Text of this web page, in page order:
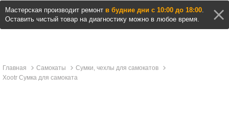
Мастерская производит ремонт в будние дни с 10:00 до 18:00.
Оставить чистый товар на диагностику можно в любое время.
Главная Самокаты
Сумки, чехлы для самокатов
Xootr Сумка для самоката